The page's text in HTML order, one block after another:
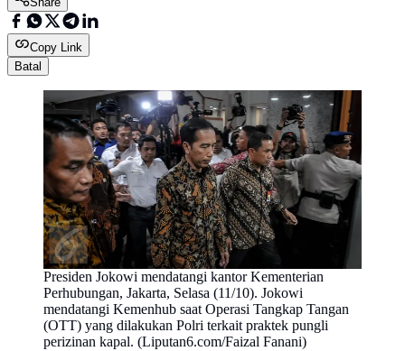
Copy Link
Batal
Presiden Jokowi mendatangi kantor Kementerian
Perhubungan, Jakarta, Selasa (11/10). Jokowi
mendatangi Kemenhub saat Operasi Tangkap Tangan
(OTT) yang dilakukan Polri terkait praktek pungli
perizinan kapal. (Liputan6.com/Faizal Fanani)